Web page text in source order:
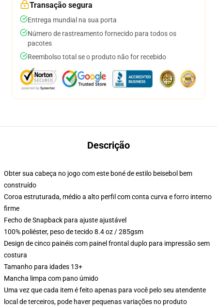
Transação segura
Entrega mundial na sua porta
Número de rastreamento fornecido para todos os
pacotes
Reembolso total se o produto não for recebido
Descrição
Obter sua cabeça no jogo com este boné de estilo beisebol bem
construído
Coroa estruturada, médio a alto perfil com conta curva e forro interno
firme
Fecho de Snapback para ajuste ajustável
100% poliéster, peso de tecido 8.4 oz / 285gsm
Design de cinco painéis com painel frontal duplo para impressão sem
costura
Tamanho para idades 13+
Mancha limpa com pano úmido
Uma vez que cada item é feito apenas para você pelo seu atendente
local de terceiros, pode haver pequenas variações no produto